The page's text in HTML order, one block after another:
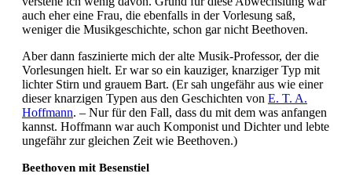
auch eher eine Frau, die ebenfalls in der Vorlesung saß,
weniger die Musikgeschichte, schon gar nicht Beethoven.
Aber dann faszinierte mich der alte Musik-Professor, der die
Vorlesungen hielt. Er war so ein kauziger, knarziger Typ mit
lichter Stirn und grauem Bart. (Er sah ungefähr aus wie einer
dieser knarzigen Typen aus den Geschichten von E. T. A.
Hoffmann. – Nur für den Fall, dass du mit dem was anfangen
kannst. Hoffmann war auch Komponist und Dichter und lebte
ungefähr zur gleichen Zeit wie Beethoven.)
Beethoven mit Besenstiel